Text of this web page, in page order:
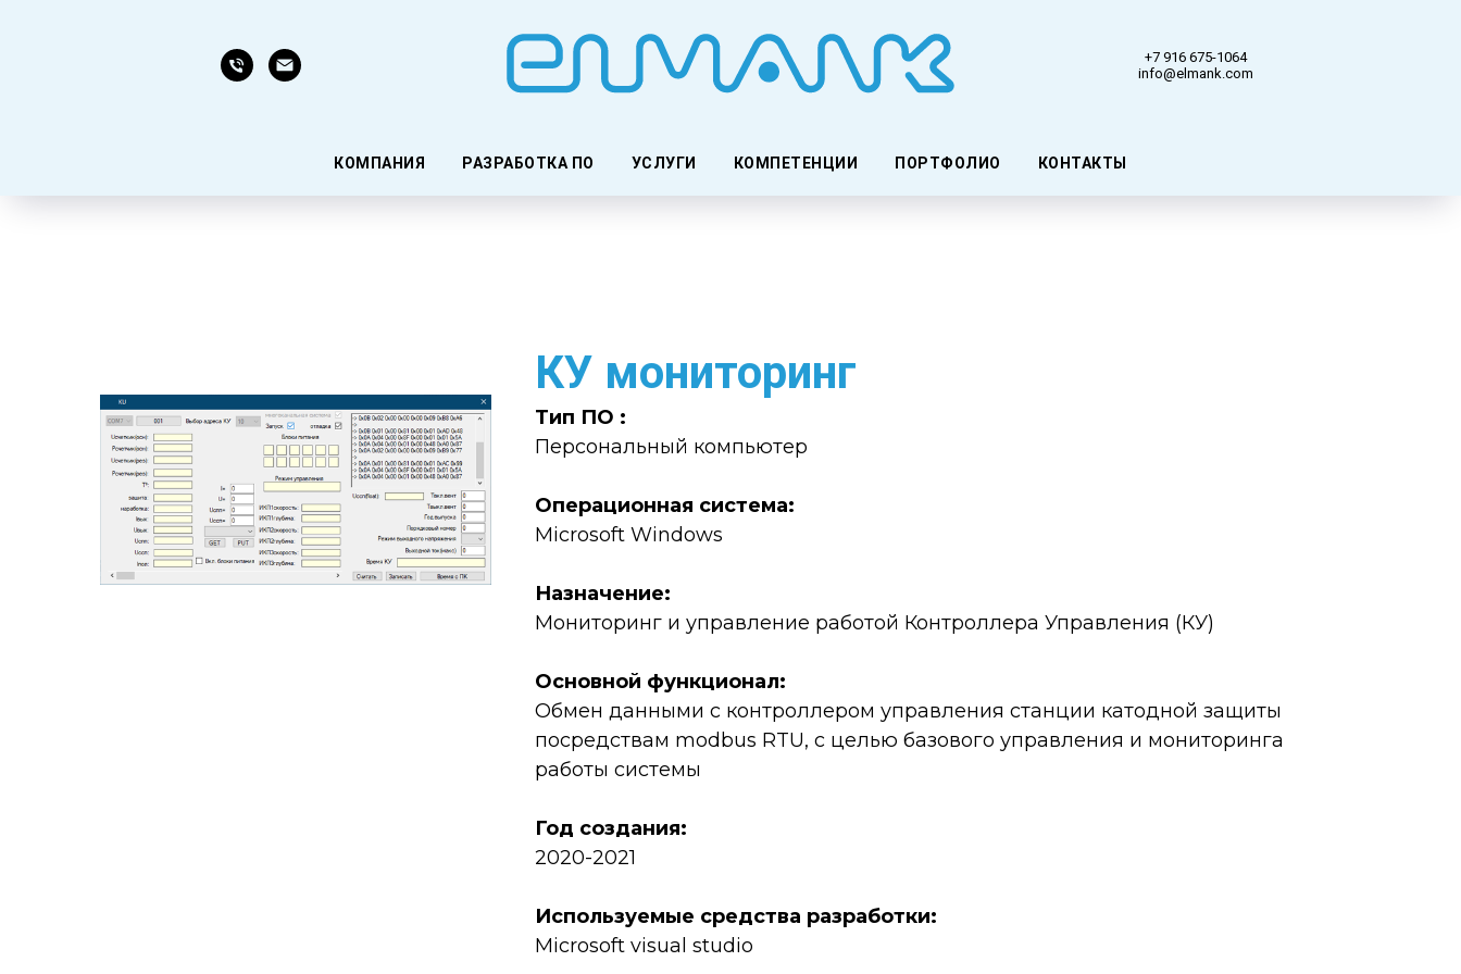
+7 916 675-1064
info@elmank.com
КОМПАНИЯ РАЗРАБОТКА ПО УСЛУГИ КОМПЕТЕНЦИИ ПОРТФОЛИО КОНТАКТЫ
КУ мониторинг
Тип ПО :
Персональный компьютер
Операционная система:
Microsoft Windows
Назначение:
Мониторинг и управление работой Контроллера Управления (КУ)
Основной функционал:
Обмен данными c контроллером управления станции катодной защиты
посредствам modbus RTU, с целью базового управления и мониторинга
работы системы
Год создания:
2020-2021
Используемые средства разработки:
Microsoft visual studio